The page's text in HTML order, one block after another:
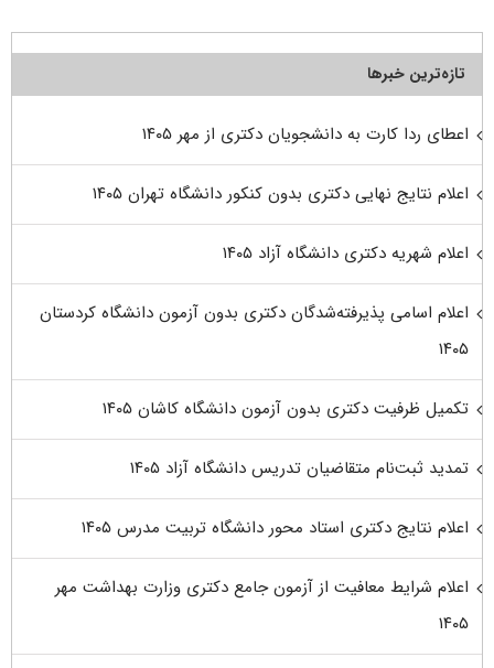
تازه‌ترین خبرها
اعطای ردا کارت به دانشجویان دکتری از مهر ۱۴۰۵
اعلام نتایج نهایی دکتری بدون کنکور دانشگاه تهران ۱۴۰۵
اعلام شهریه دکتری دانشگاه آزاد ۱۴۰۵
اعلام اسامی پذیرفته‌شدگان دکتری بدون آزمون دانشگاه کردستان
۱۴۰۵
تکمیل ظرفیت دکتری بدون آزمون دانشگاه کاشان ۱۴۰۵
تمدید ثبت‌نام متقاضیان تدریس دانشگاه آزاد ۱۴۰۵
اعلام نتایج دکتری استاد محور دانشگاه تربیت مدرس ۱۴۰۵
اعلام شرایط معافیت از آزمون جامع دکتری وزارت بهداشت مهر
۱۴۰۵